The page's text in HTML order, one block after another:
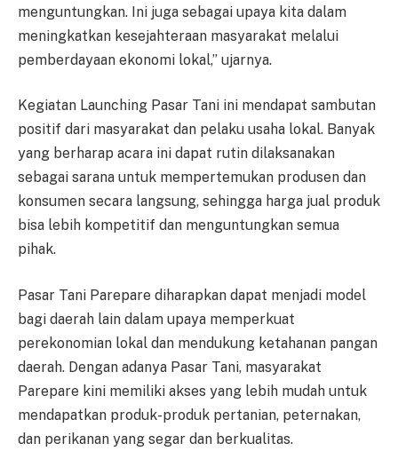
menguntungkan. Ini juga sebagai upaya kita dalam
meningkatkan kesejahteraan masyarakat melalui
pemberdayaan ekonomi lokal,” ujarnya.
Kegiatan Launching Pasar Tani ini mendapat sambutan
positif dari masyarakat dan pelaku usaha lokal. Banyak
yang berharap acara ini dapat rutin dilaksanakan
sebagai sarana untuk mempertemukan produsen dan
konsumen secara langsung, sehingga harga jual produk
bisa lebih kompetitif dan menguntungkan semua
pihak.
Pasar Tani Parepare diharapkan dapat menjadi model
bagi daerah lain dalam upaya memperkuat
perekonomian lokal dan mendukung ketahanan pangan
daerah. Dengan adanya Pasar Tani, masyarakat
Parepare kini memiliki akses yang lebih mudah untuk
mendapatkan produk-produk pertanian, peternakan,
dan perikanan yang segar dan berkualitas.